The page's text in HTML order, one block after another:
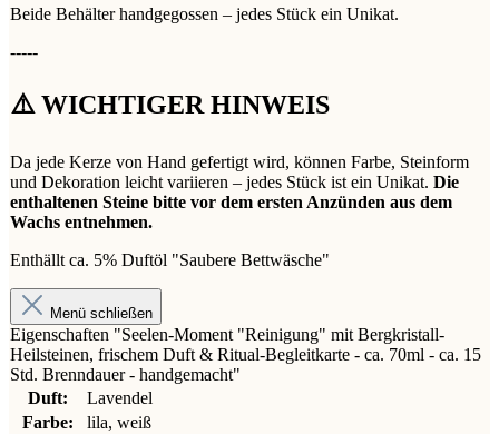
Beide Behälter handgegossen – jedes Stück ein Unikat.
-----
⚠️ WICHTIGER HINWEIS
Da jede Kerze von Hand gefertigt wird, können Farbe, Steinform
und Dekoration leicht variieren – jedes Stück ist ein Unikat. Die
enthaltenen Steine bitte vor dem ersten Anzünden aus dem
Wachs entnehmen.
Enthällt ca. 5% Duftöl "Saubere Bettwäsche"
Menü schließen
Eigenschaften "Seelen-Moment "Reinigung" mit Bergkristall-
Heilsteinen, frischem Duft & Ritual-Begleitkarte - ca. 70ml - ca. 15
Std. Brenndauer - handgemacht"
Duft:
Lavendel
Farbe:
lila, weiß